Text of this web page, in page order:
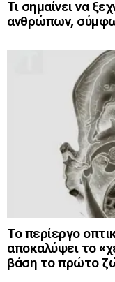
Τι σημαίνει να
ανθρώπων,
Το περίεργο
αποκαλύψει το
βάση το πρώτο